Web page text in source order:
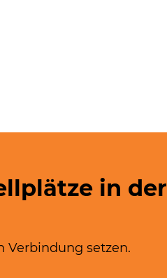
in der
Verbindung setzen.